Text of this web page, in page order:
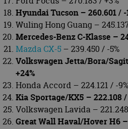
Hyundai Tucson – 260.601 / -
Wuling Hong Guang –
Mercedes-Benz C-Klasse –
Mazda CX-5 – 239.450 / -5%
Volkswagen Jetta/Bora/
+24%
Honda Accord – 224.121 / -9%
Kia Sportage/KX5 – 222.108 /
Volkswagen Lavida –
Great Wall Haval/Hover H6 –